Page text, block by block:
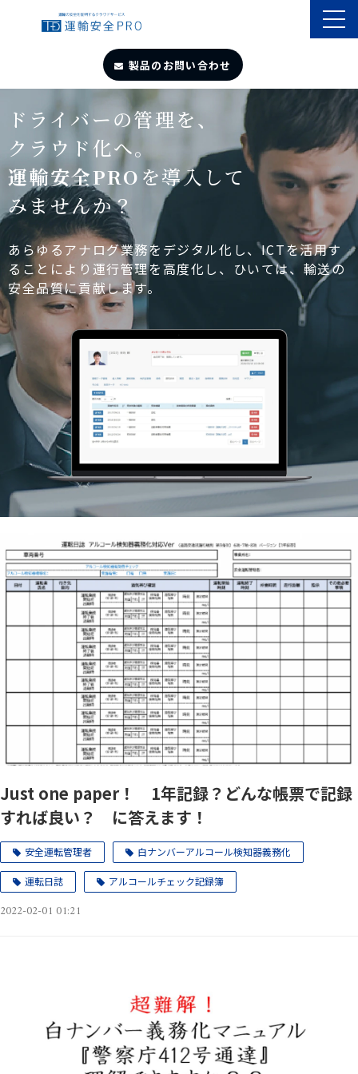
製品のお問い合わせ
TOP
導入事例
製品・サービス
自動点呼
遠隔点呼
お役立ちサイト
ドライバーの管理を、
クラウド化へ。
運輸安全PRO を導入して
みませんか？
あらゆるアナログ業務をデジタル化し、ICTを活用す
ることにより運行管理を高度化し、ひいては、輸送の
安全品質に貢献します。
Just one paper！ 1年記録？どんな帳票で記録
すれば良い？ に答えます！
安全運転管理者 白ナンバーアルコール検知器義務化
運転日誌 アルコールチェック記録簿
2022-02-01 01:21